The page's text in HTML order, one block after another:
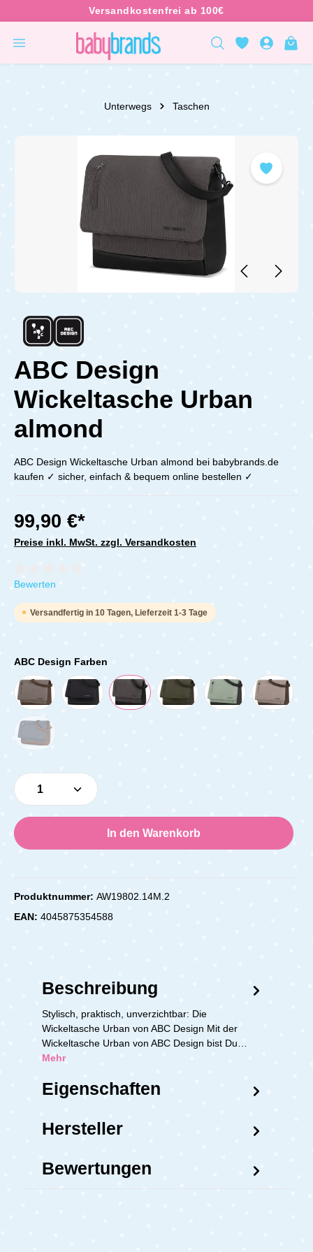
Unterwegs Taschen
ABC Design
Wickeltasche Urban
almond
ABC Design Wickeltasche Urban almond bei babybrands.de
kaufen ✓ sicher, einfach & bequem online bestellen ✓
99,90 €*
Preise inkl. MwSt. zzgl. Versandkosten
Durchschnittliche Bewertung von 0 von 5 Sternen
Bewerten
Versandfertig in 10 Tagen, Lieferzeit 1-3 Tage
ABC Design Farben
Produkt Anzahl: Gib den gewünschten
In den Warenkorb
Produktnummer: AW19802.14M.2
EAN: 4045875354588
Beschreibung
Stylisch, praktisch, unverzichtbar: Die
Wickeltasche Urban von ABC Design Mit der
Wickeltasche Urban von ABC Design bist Du…
Mehr
Eigenschaften
Hersteller
Bewertungen